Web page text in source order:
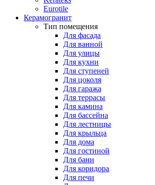
Eurotile
Керамогранит
Тип помещения
Для фасада
Для ванной
Для улицы
Для кухни
Для ступеней
Для цоколя
Для гаража
Для террасы
Для камина
Для бассейна
Для лестницы
Для крыльца
Для дома
Для гостиной
Для бани
Для коридора
Для печи